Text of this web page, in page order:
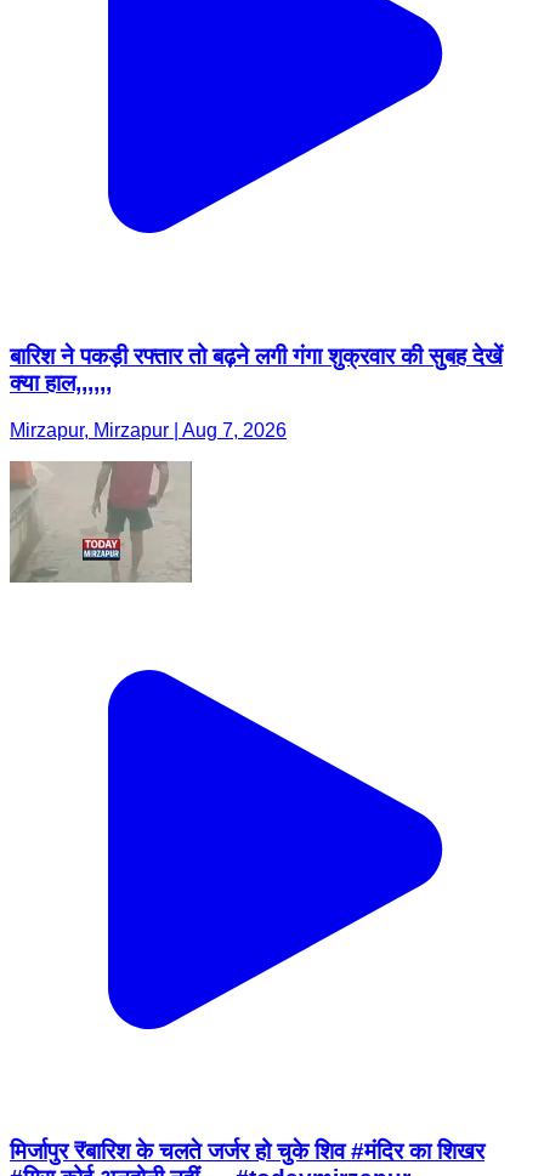
बारिश ने पकड़ी रफ्तार तो बढ़ने लगी गंगा शुक्रवार की सुबह देखें
क्या हाल,,,,,,
Mirzapur, Mirzapur | Aug 7, 2026
मिर्जापुर ₹बारिश के चलते जर्जर हो चुके शिव #मंदिर का शिखर